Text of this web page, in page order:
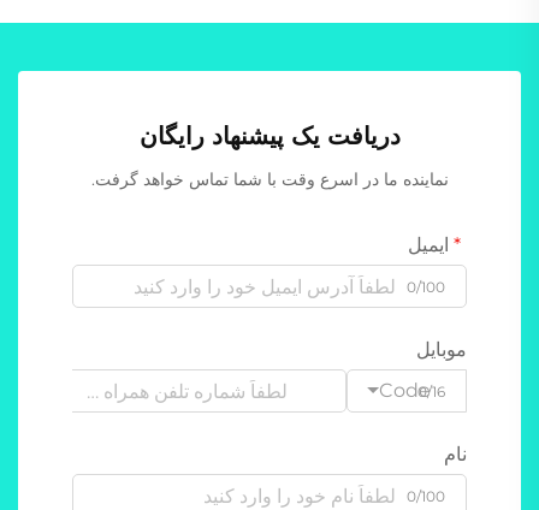
دریافت یک پیشنهاد رایگان
نماینده ما در اسرع وقت با شما تماس خواهد گرفت.
ایمیل
0/100
موبایل
Code0/16
نام
0/100